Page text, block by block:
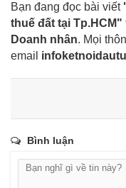
Bạn đang đọc bài viết
thuế đất tại Tp.HCM"
Doanh nhân. Mọi
email
Bình luận